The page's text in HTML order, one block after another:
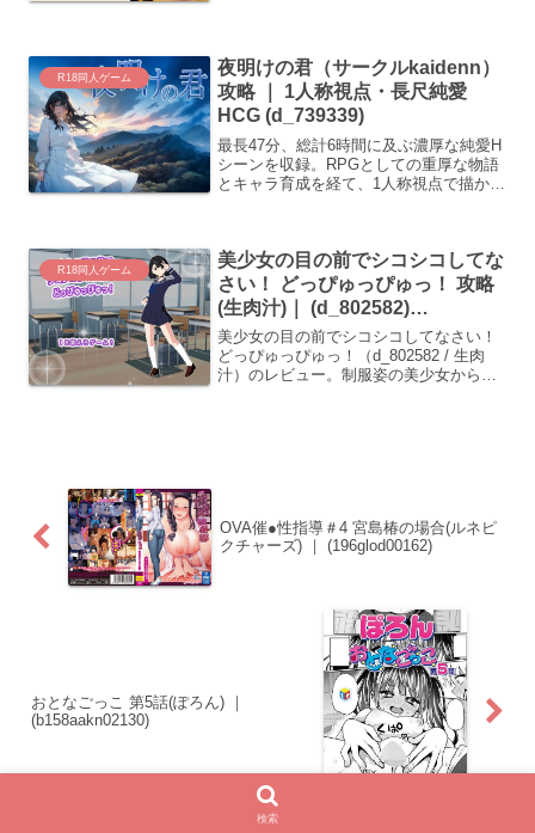
R18同人ゲーム
夜明けの君（サークルkaidenn）
攻略 ｜ 1人称視点・長尺純愛
HCG (d_739339)
最長47分、総計6時間に及ぶ濃厚な純愛H
シーンを収録。RPGとしての重厚な物語
とキャラ育成を経て、1人称視点で描かれ
R18同人ゲーム
美少女の目の前でシコシコしてな
さい！ どっぴゅっぴゅっ！ 攻略
(生肉汁)｜ (d_802582)
（DLsite:RJ01688145）
美少女の目の前でシコシコしてなさい！
どっぴゅっぴゅっ！（d_802582 / 生肉
汁）のレビュー。制服姿の美少女から視
OVA催●性指導＃4 宮島椿の場合(ルネピ
クチャーズ) ｜ (196glod00162)
おとなごっこ 第5話(ぽろん) ｜
(b158aakn02130)
検索